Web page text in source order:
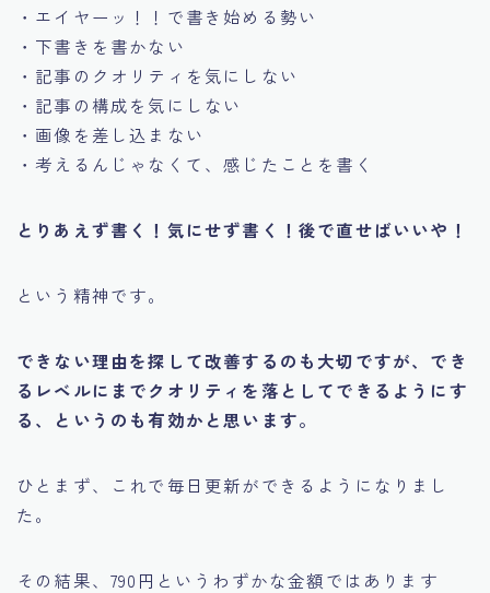
・エイヤーッ！！で書き始める勢い
・下書きを書かない
・記事のクオリティを気にしない
・記事の構成を気にしない
・画像を差し込まない
・考えるんじゃなくて、感じたことを書く
とりあえず書く！気にせず書く！後で直せばいいや！
という精神です。
できない理由を探して改善するのも大切ですが、でき
るレベルにまでクオリティを落としてできるようにす
る、というのも有効かと思います。
ひとまず、これで毎日更新ができるようになりまし
た。
その結果、790円というわずかな金額ではあります